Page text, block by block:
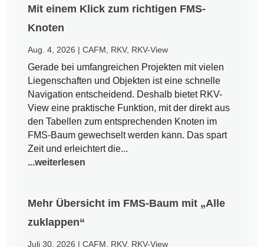
Mit einem Klick zum richtigen FMS-
Knoten
Aug. 4, 2026 |CAFM RKV, RKV-View
Gerade bei umfangreichen Projekten mit vielen
Liegenschaften und Objekten ist eine schnelle
Navigation entscheidend. Deshalb bietet RKV-
View eine praktische Funktion, mit der direkt aus
den Tabellen zum entsprechenden Knoten im
FMS-Baum gewechselt werden kann. Das spart
Zeit und erleichtert die...
...weiterlesen
Mehr Übersicht im FMS-Baum mit „Alle
zuklappen“
Juli 30, 2026 |CAFM RKV, RKV-View